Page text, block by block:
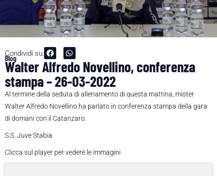
Condividi su:
Blog
Walter Alfredo Novellino, conferenza
stampa – 26-03-2022
Al termine della seduta di allenamento di questa mattina, mister
Walter Alfredo Novellino ha parlato in conferenza stampa della gara
di domani con il Catanzaro.
S.S. Juve Stabia
Clicca sul player per vedere le immagini